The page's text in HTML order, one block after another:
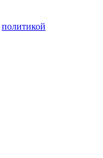
политикой